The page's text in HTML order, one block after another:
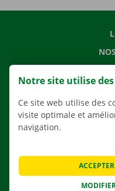
Notre site utilise
Ce site web utilise des
visite optimale et
navigation.